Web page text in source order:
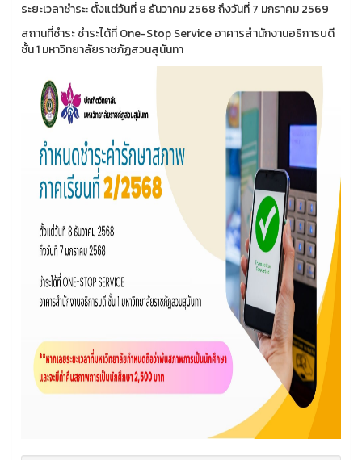
ระยะเวลาชำระ: ตั้งแต่วันที่ 8 ธันวาคม 2568 ถึงวันที่ 7 มกราคม 2569
สถานที่ชำระ ชำระได้ที่ One-Stop Service อาคารสำนักงานอธิการบดี
ชั้น 1 มหาวิทยาลัยราชภัฏสวนสุนันทา